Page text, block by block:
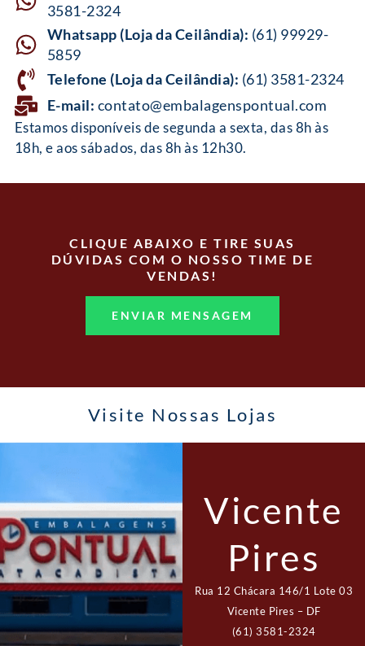
3581-2324
Whatsapp (Loja da Ceilândia): (61) 99929-
5859
Telefone (Loja da Ceilândia): (61) 3581-2324
E-mail: contato@embalagenspontual.com
Estamos disponíveis de segunda a sexta, das 8h às
18h, e aos sábados, das 8h às 12h30.
CLIQUE ABAIXO E TIRE SUAS
DÚVIDAS COM O NOSSO TIME DE
VENDAS!
ENVIAR MENSAGEM
Visite Nossas Lojas
Vicente
Pires
Rua 12 Chácara 146/1 Lote 03
Vicente Pires – DF
(61) 3581-2324